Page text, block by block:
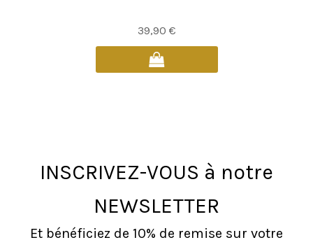
39,90 €
INSCRIVEZ-VOUS à notre
NEWSLETTER
Et bénéficiez de 10% de remise sur votre